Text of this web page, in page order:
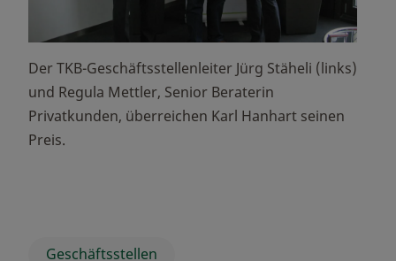
Der TKB-Geschäftsstellenleiter Jürg Stäheli (links)
und Regula Mettler, Senior Beraterin
Privatkunden, überreichen Karl Hanhart seinen
Preis.
Geschäftsstellen